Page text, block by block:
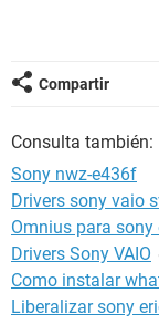
Compartir
Consulta también:
Sony nwz-e436f
Drivers sony vaio
Omnius para sony
Drivers Sony VAIO
Como instalar
Liberalizar sony